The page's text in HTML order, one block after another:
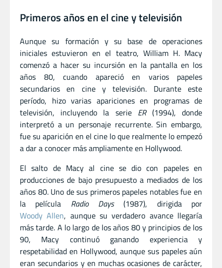
Primeros años en el cine y televisión
Aunque su formación y su base de operaciones
iniciales estuvieron en el teatro, William H. Macy
comenzó a hacer su incursión en la pantalla en los
años 80, cuando apareció en varios papeles
secundarios en cine y televisión. Durante este
período, hizo varias apariciones en programas de
televisión, incluyendo la serie ER(1994), donde
interpretó a un personaje recurrente. Sin embargo,
fue su aparición en el cine lo que realmente lo empezó
a dar a conocer más ampliamente en Hollywood.
El salto de Macy al cine se dio con papeles en
producciones de bajo presupuesto a mediados de los
años 80. Uno de sus primeros papeles notables fue en
la película Radio Days(1987), dirigida por
Woody Allen, aunque su verdadero avance llegaría
más tarde. A lo largo de los años 80 y principios de los
90, Macy continuó ganando experiencia y
respetabilidad en Hollywood, aunque sus papeles aún
eran secundarios y en muchas ocasiones de carácter,